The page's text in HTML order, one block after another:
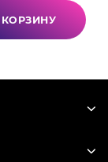
КОРЗИНУ